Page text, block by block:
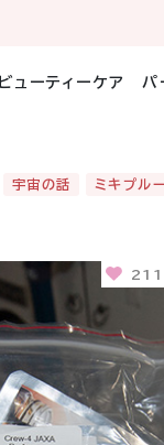
ューティーケア パ
宇宙の話 ミキプル
211